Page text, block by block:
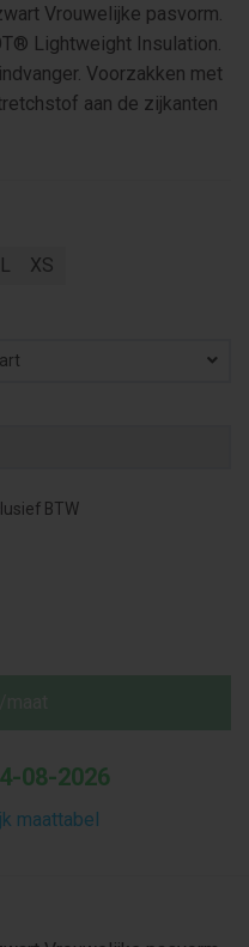
Vrouwelijke pasvorm.
Lightweight Insulation.
Voorzakken met
aan de zijkanten
XS
BTW
08-2026
maattabel